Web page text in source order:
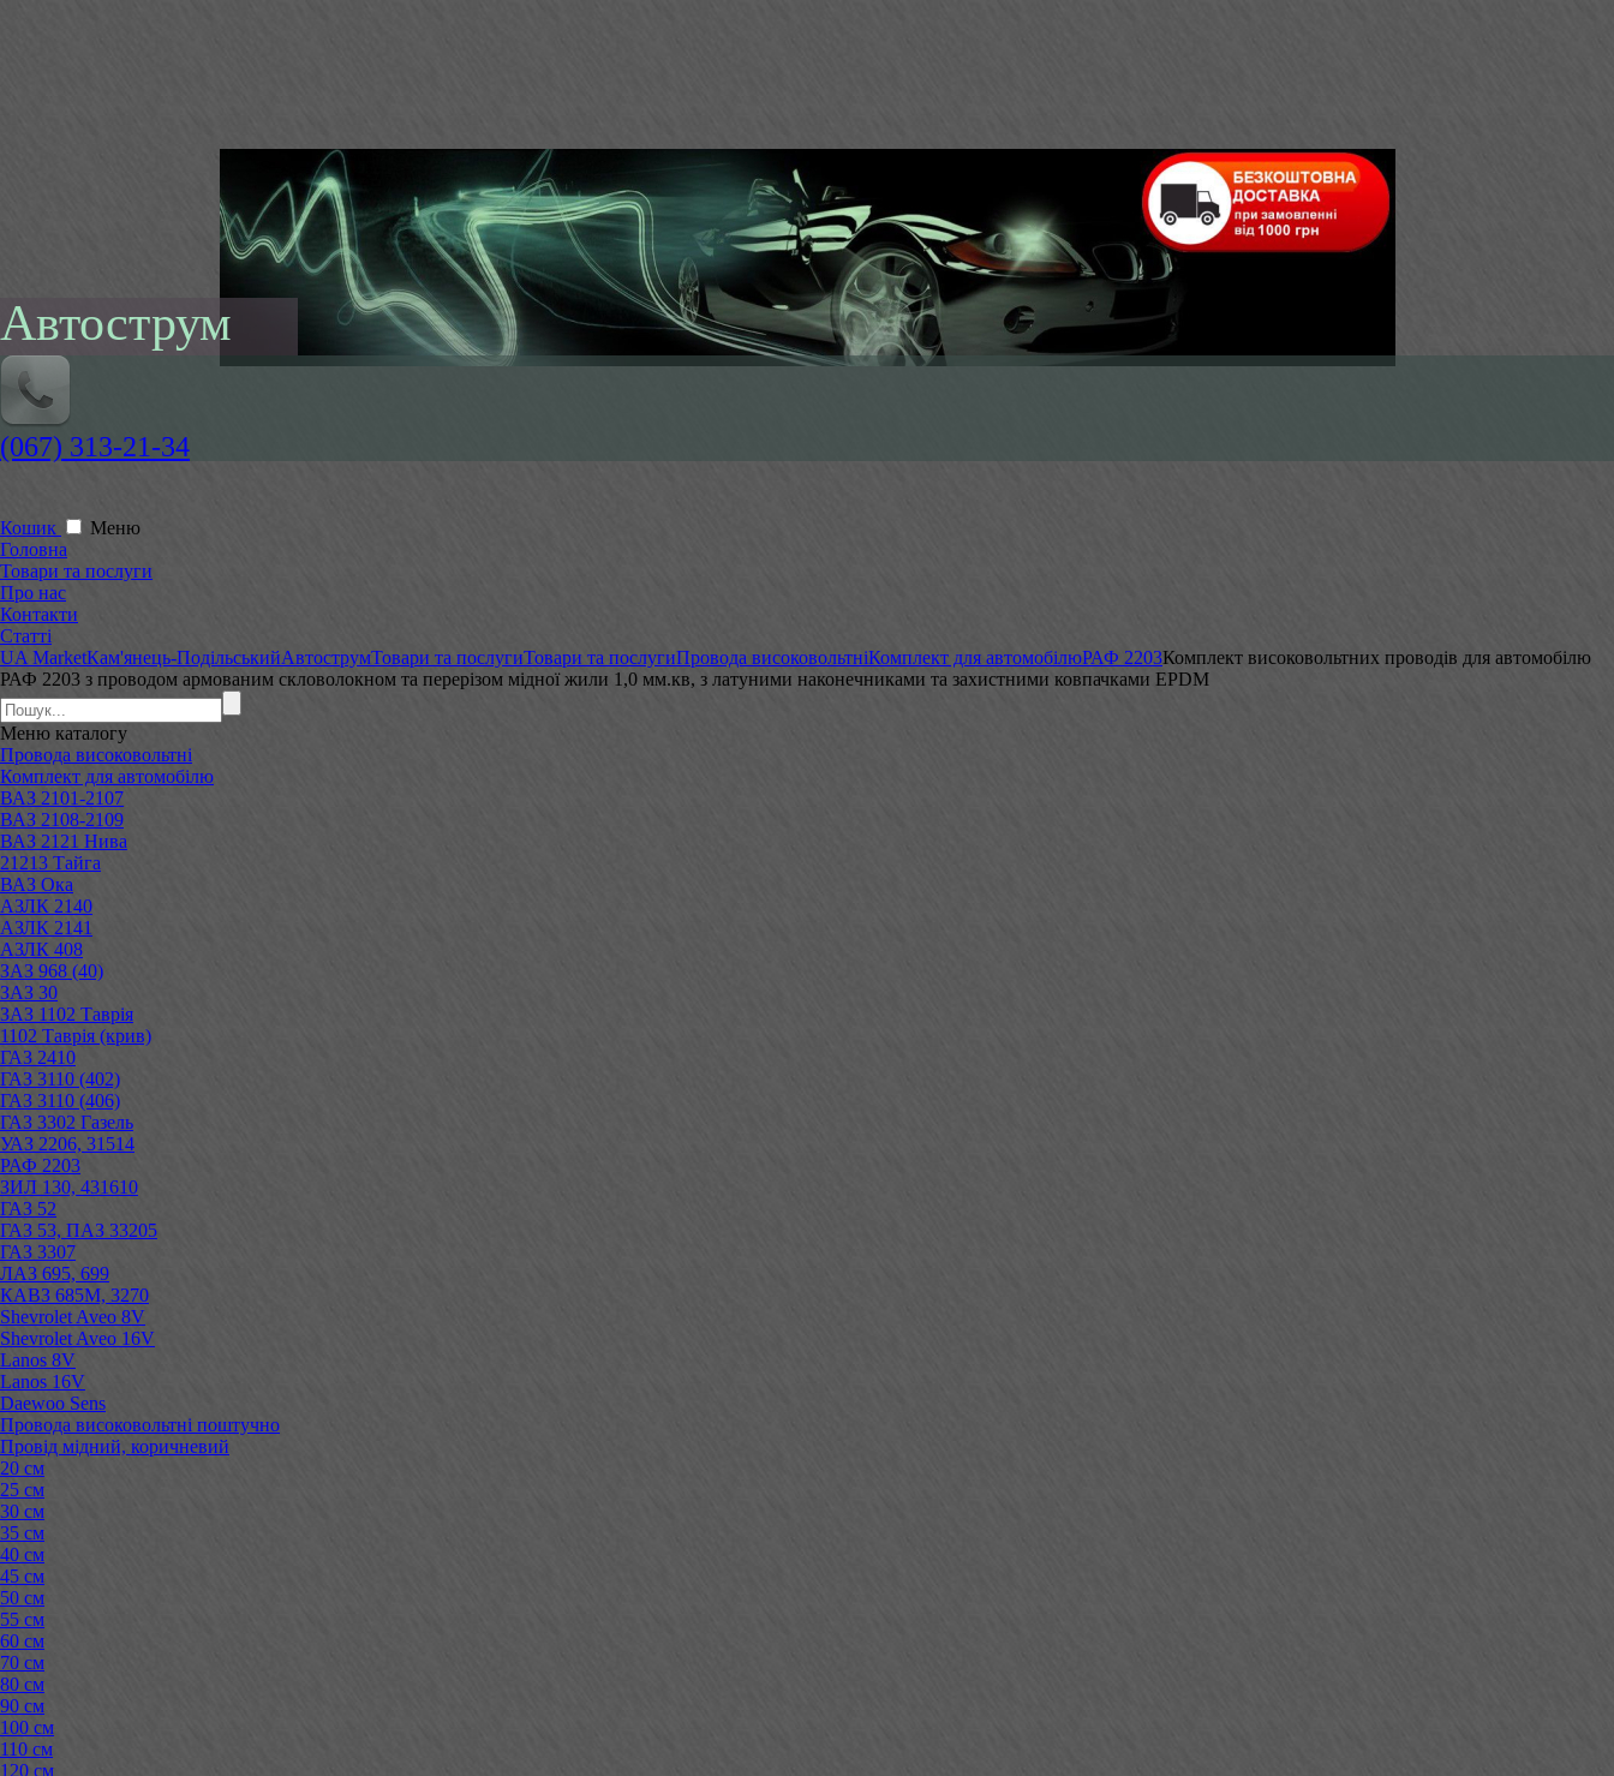
Автострум
(067) 313-21-34
Кошик
Меню
Головна
Товари та послуги
Про нас
Контакти
Статті
UA MarketКам'янець-ПодільськийАвтострумТовари та послугиТовари та послугиПровода високовольтніКомплект для автомобілюРАФ 2203Комплект високовольтних проводів для автомобілю
РАФ 2203 з проводом армованим скловолокном та перерізом мідної жили 1,0 мм.кв, з латуними наконечниками та захистними ковпачками EPDM
Меню каталогу
Провода високовольтні
Комплект для автомобілю
ВАЗ 2101-2107
ВАЗ 2108-2109
ВАЗ 2121 Нива
21213 Тайга
ВАЗ Ока
АЗЛК 2140
АЗЛК 2141
АЗЛК 408
ЗАЗ 968 (40)
ЗАЗ 30
ЗАЗ 1102 Таврія
1102 Таврія (крив)
ГАЗ 2410
ГАЗ 3110 (402)
ГАЗ 3110 (406)
ГАЗ 3302 Газель
УАЗ 2206, 31514
РАФ 2203
ЗИЛ 130, 431610
ГАЗ 52
ГАЗ 53, ПАЗ 33205
ГАЗ 3307
ЛАЗ 695, 699
КАВЗ 685М, 3270
Shevrolet Aveo 8V
Shevrolet Aveo 16V
Lanos 8V
Lanos 16V
Daewoo Sens
Провода високовольтні поштучно
Провід мідний, коричневий
20 см
25 см
30 см
35 см
40 см
45 см
50 см
55 см
60 см
70 см
80 см
90 см
100 см
110 см
120 см